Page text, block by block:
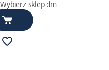
Wybierz sklep dm